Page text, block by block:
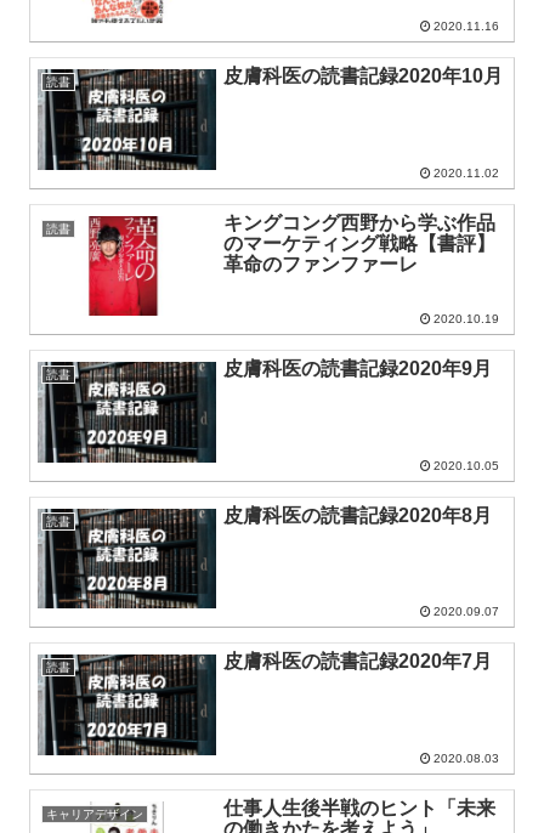
2020.11.16
読書 皮膚科医の読書記録2020年10月
2020.11.02
読書
キングコング西野から学ぶ作品
のマーケティング戦略【書評】
革命のファンファーレ
2020.10.19
読書 皮膚科医の読書記録2020年9月
2020.10.05
読書 皮膚科医の読書記録2020年8月
2020.09.07
読書 皮膚科医の読書記録2020年7月
2020.08.03
キャリアデザイン
仕事人生後半戦のヒント「未来
の働きかたを考えよう」